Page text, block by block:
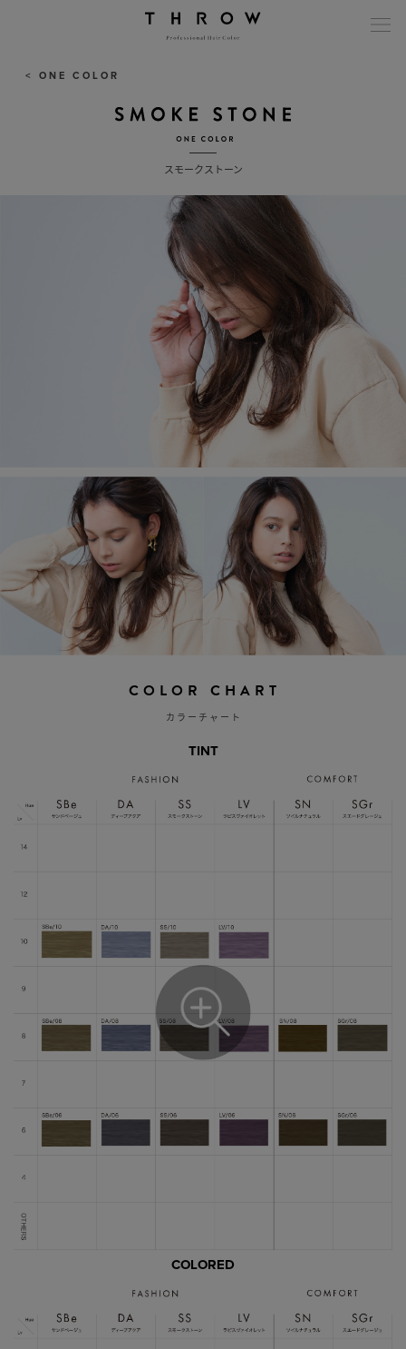
< ONE COLOR
スモークストーン
COLOR CHART
カラーチャート
TINT
COLORED
modal-check